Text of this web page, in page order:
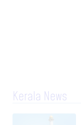
Kerala News